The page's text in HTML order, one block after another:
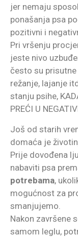
jer nemaju
ponašanja psa
pozitivni i
Pri vršenju
jeste nivo
često su prisutne
režanje, lajanje
stanju psihe,
PREĆI U
Još od starih
domaća je
Prije dovođena
nabaviti psa
potrebama,
mogućnost za
smanjujemo.
Nakon završene
samom leglu,